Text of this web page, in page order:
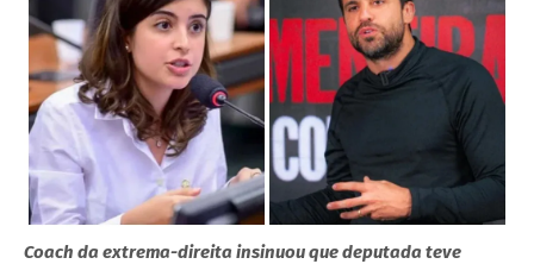
Coach da extrema-direita insinuou que deputada teve